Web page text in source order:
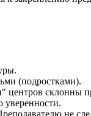
(подростками).
склонны